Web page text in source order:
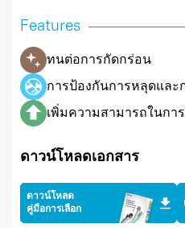
Features
ทนต่อการกัดกร่อน
การป้องกันการหลุดและ
เพิ่มความสามารถในกา
ดาวน์โหลดเอกสาร
ดาวน์โหลด
คู่มือการเลือก